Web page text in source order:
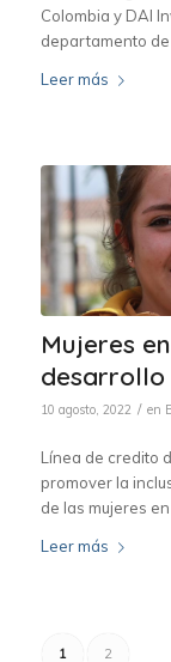
Colombia y DAI
departamento
Leer más
Mujeres
desarrollo
10 agosto, 2022 / en
Línea de credito
promover la
de las mujeres
Leer más
1 2